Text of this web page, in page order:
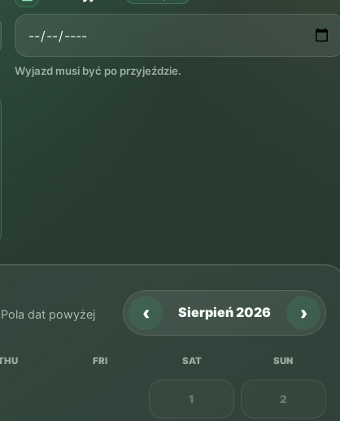
Wyjazd musi być po przyjeździe.
dat powyżej
‹ Sierpień 2026 ›
FRI SAT SUN
1 2